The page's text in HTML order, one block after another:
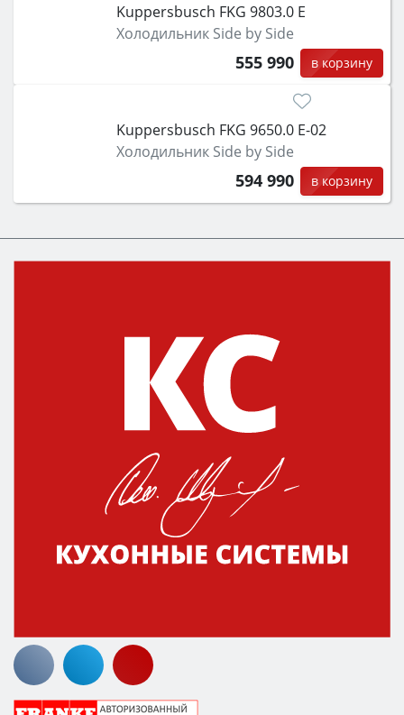
Kuppersbusch FKG 9803.0 E
Холодильник Side by Side
555 990 в корзину
Kuppersbusch FKG 9650.0 E-02
Холодильник Side by Side
594 990 в корзину